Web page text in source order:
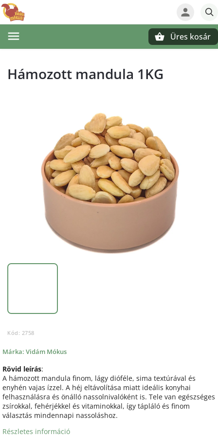
Üres kosár
Hámozott mandula 1KG
Kód: 2758
Márka: Vidám Mókus
Rövid leírás:
A hámozott mandula finom, lágy dióféle, sima textúrával és
enyhén vajas ízzel. A héj eltávolítása miatt ideális konyhai
felhasználásra és önálló nassolnivalóként is. Tele van egészséges
zsírokkal, fehérjékkel és vitaminokkal, így tápláló és finom
választás mindennapi nassoláshoz.
Részletes információ